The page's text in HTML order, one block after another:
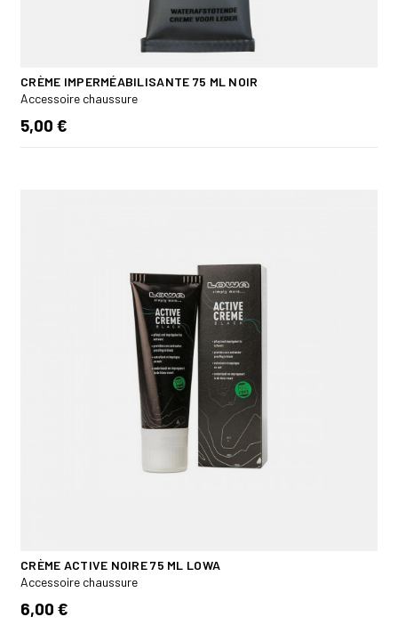
CRÈME IMPERMÉABILISANTE 75 ML NOIR
Accessoire chaussure
5,00 €
CRÈME ACTIVE NOIRE 75 ML LOWA
Accessoire chaussure
6,00 €